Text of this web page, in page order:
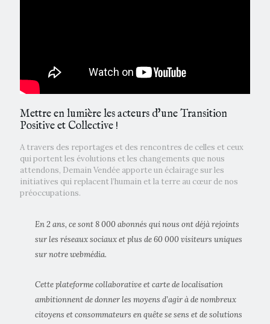
Mettre en lumière les acteurs d'une Transition
Positive et Collective !
A travers des reportages et des rencontres de celles et ceux
qui portent les évolutions et les changements que nous
attendons, Demain Vendée apporte un éclairage sur les
initiatives qui replacent l’humain et la terre au cœur de nos
préoccupations.
En 2 ans, ce sont 8 000 abonnés qui nous ont déjà rejoints
sur les réseaux sociaux et plus de 60 000 visiteurs uniques
sur notre webmédia.
Cette plateforme collaborative et carte de localisation
ambitionnent de donner les moyens d’agir à de nombreux
citoyens et consommateurs en quête se sens et de solutions